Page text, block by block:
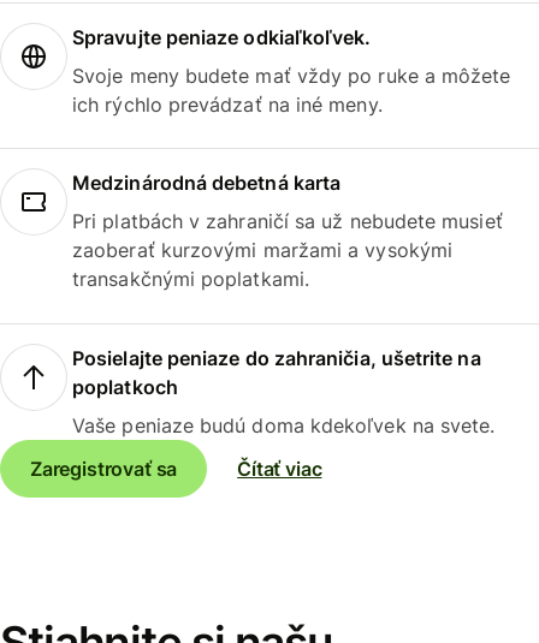
Spravujte peniaze odkiaľkoľvek.
Svoje meny budete mať vždy po ruke a môžete
ich rýchlo prevádzať na iné meny.
Medzinárodná debetná karta
Pri platbách v zahraničí sa už nebudete musieť
zaoberať kurzovými maržami a vysokými
transakčnými poplatkami.
Posielajte peniaze do zahraničia, ušetrite na
poplatkoch
Vaše peniaze budú doma kdekoľvek na svete.
Zaregistrovať sa
Čítať viac